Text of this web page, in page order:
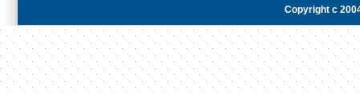
Copyright c